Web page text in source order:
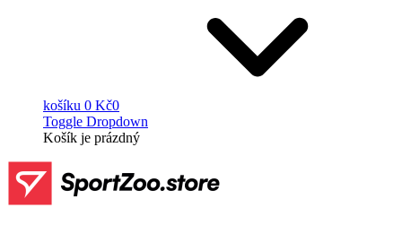
košíku 0 Kč0
Toggle Dropdown
Košík je prázdný